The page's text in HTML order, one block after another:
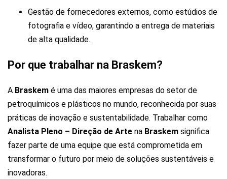
Gestão de fornecedores externos, como estúdios de
fotografia e vídeo, garantindo a entrega de materiais
de alta qualidade.
Por que trabalhar na Braskem?
A Braskem é uma das maiores empresas do setor de
petroquímicos e plásticos no mundo, reconhecida por suas
práticas de inovação e sustentabilidade. Trabalhar como
Analista Pleno – Direção de Arte na Braskem significa
fazer parte de uma equipe que está comprometida em
transformar o futuro por meio de soluções sustentáveis e
inovadoras.